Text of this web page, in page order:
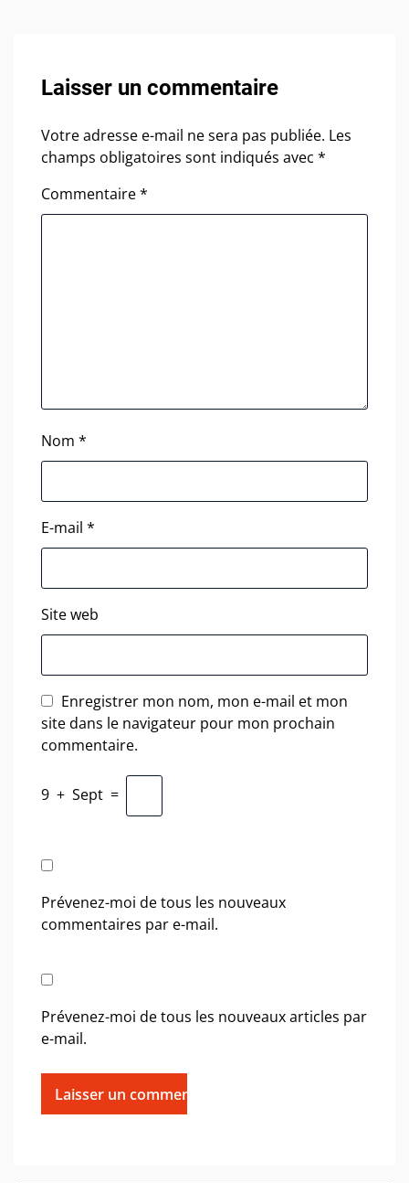
Laisser un commentaire
Votre adresse e-mail ne sera pas publiée. Les
champs obligatoires sont indiqués avec *
Commentaire*
Nom *
E-mail *
Site web
Enregistrer mon nom, mon e-mail et mon
site dans le navigateur pour mon prochain
commentaire.
9 + Sept =
Prévenez-moi de tous les nouveaux
commentaires par e-mail.
Prévenez-moi de tous les nouveaux articles par
e-mail.